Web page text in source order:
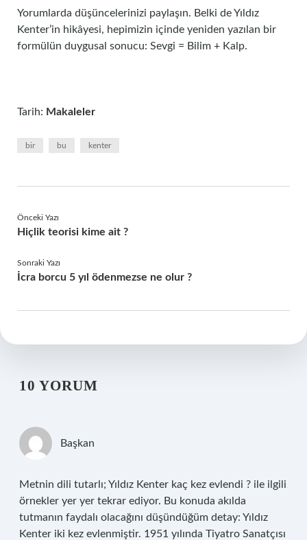
Yorumlarda düşüncelerinizi paylaşın. Belki de Yıldız
Kenter’in hikâyesi, hepimizin içinde yeniden yazılan bir
formülün duygusal sonucu: Sevgi = Bilim + Kalp.
Tarih: Makaleler
bir bu kenter
Önceki Yazı
Hiçlik teorisi kime ait ?
Sonraki Yazı
İcra borcu 5 yıl ödenmezse ne olur ?
10 YORUM
Başkan
Metnin dili tutarlı; Yıldız Kenter kaç kez evlendi ? ile ilgili
örnekler yer yer tekrar ediyor. Bu konuda akılda
tutmanın faydalı olacağını düşündüğüm detay: Yıldız
Kenter iki kez evlenmiştir. 1951 yılında Tiyatro Sanatçısı